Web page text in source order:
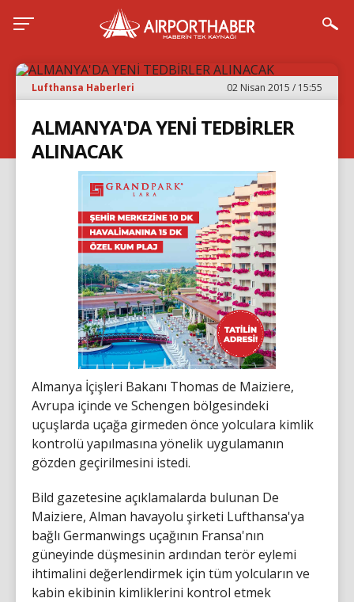
Lufthansa Haberleri 02 Nisan 2015 / 15:55
ALMANYA'DA YENİ TEDBİRLER
ALINACAK
Almanya İçişleri Bakanı Thomas de Maiziere,
Avrupa içinde ve Schengen bölgesindeki
uçuşlarda uçağa girmeden önce yolculara kimlik
kontrolü yapılmasına yönelik uygulamanın
gözden geçirilmesini istedi.
Bild gazetesine açıklamalarda bulunan De
Maiziere, Alman havayolu şirketi Lufthansa'ya
bağlı Germanwings uçağının Fransa'nın
güneyinde düşmesinin ardından terör eylemi
ihtimalini değerlendirmek için tüm yolcuların ve
kabin ekibinin kimliklerini kontrol etmek